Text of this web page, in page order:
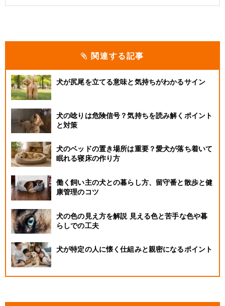
関連する記事
犬が尻尾を立てる意味と気持ちがわかるサイン
犬の唸りは危険信号？気持ちを読み解くポイント
と対策
犬のベッドの置き場所は重要？愛犬が落ち着いて
眠れる寝床の作り方
働く飼い主の犬との暮らし方、留守番と散歩と健
康管理のコツ
犬の色の見え方を解説 見える色と苦手な色や暮
らしでの工夫
犬が特定の人に懐く仕組みと親密になるポイント